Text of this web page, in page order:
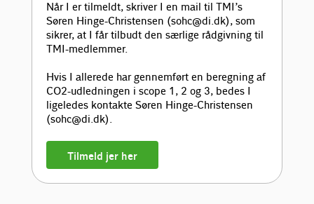
Når I er tilmeldt, skriver I en mail til TMI’s
Søren Hinge-Christensen (sohc@di.dk), som
sikrer, at I får tilbudt den særlige rådgivning til
TMI-medlemmer.
Hvis I allerede har gennemført en beregning af
CO2-udledningen i scope 1, 2 og 3, bedes I
ligeledes kontakte Søren Hinge-Christensen
(sohc@di.dk).
Tilmeld jer her